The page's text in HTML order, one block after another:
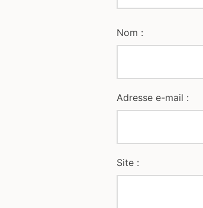
Nom :
Adresse e-mail :
Site :